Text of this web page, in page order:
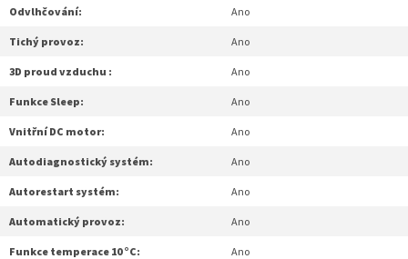
Odvlhčování: Ano
Tichý provoz: Ano
3D proud vzduchu : Ano
Funkce Sleep: Ano
Vnitřní DC motor: Ano
Autodiagnostický systém: Ano
Autorestart systém: Ano
Automatický provoz: Ano
Funkce temperace 10 °C: Ano